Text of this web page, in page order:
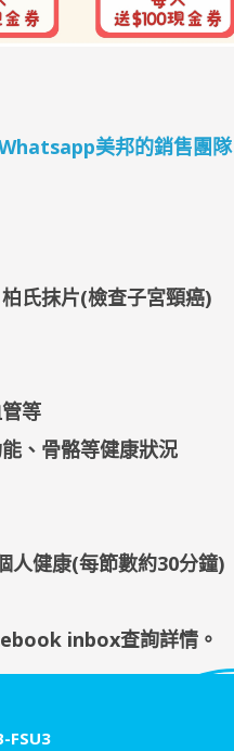
美邦的銷售團隊
氏抹片(檢查子宮頸癌)
等
、骨骼等健康狀況
人健康(每節數約30分鐘)
inbox查詢詳情。
FSU3